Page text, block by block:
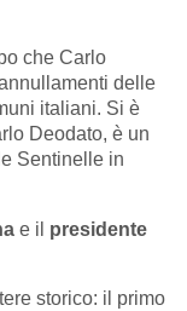
che Carlo
delle
italiani. Si è
Deodato, è un
Sentinelle in
e il presidente
storico: il primo